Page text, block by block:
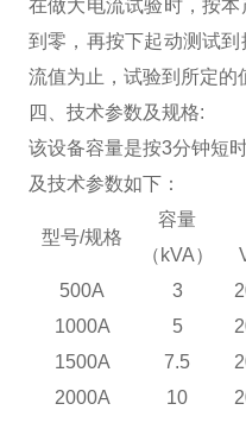
在做大电流试验时，按
到零，再按下起动测试
流值为止，试验到所定的
四、 技术参数及规格:
该设备容量是按3分钟短
及技术参数如下：
型号/规格
容量
（kVA）
500A
3
1000A
5
1500A
7.5
2000A
10